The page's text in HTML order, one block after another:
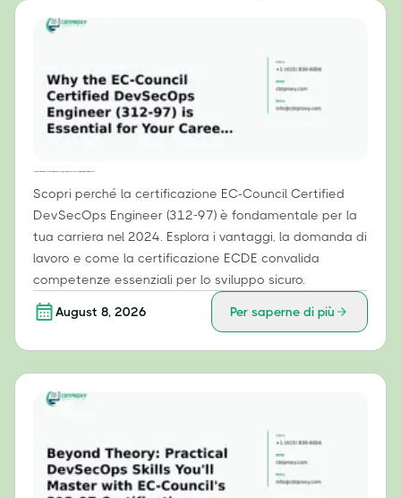
Scopri perché la certificazione EC-Council Certified
DevSecOps Engineer (312-97) è fondamentale per la
tua carriera nel 2024. Esplora i vantaggi, la domanda di
lavoro e come la certificazione ECDE convalida
competenze essenziali per lo sviluppo sicuro.
August 8, 2026 Per saperne di più